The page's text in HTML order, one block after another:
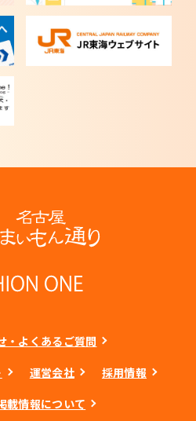
・よくあるご質問
運営会社
採用情報
載情報について